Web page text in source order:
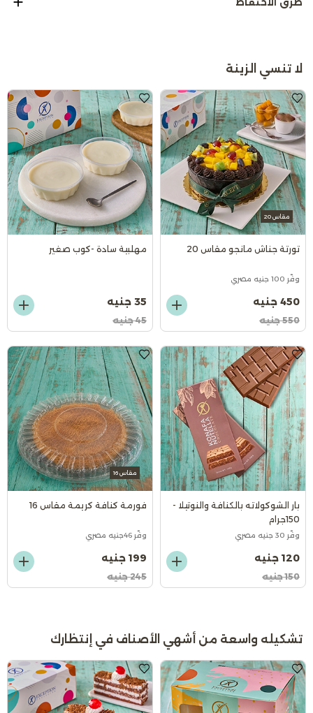
لا تنسي الزينة
مقاس 20
تورتة جناش مانجو مقاس 20
وفّر 100 جنيه مصري
450 جنيه
550 جنيه
مهلبية سادة -كوب صغير
35 جنيه
45 جنيه
بار الشوكولاته بالكنافة والنوتيلا -
150جرام
وفّر 30 جنيه مصري
120 جنيه
150 جنيه
مقاس 16
فورمة كنافة كريمة مقاس 16
وفّر 46جنيه مصري
199 جنيه
245 جنيه
تشكيله واسعة من أشهي الأصناف في إنتظارك